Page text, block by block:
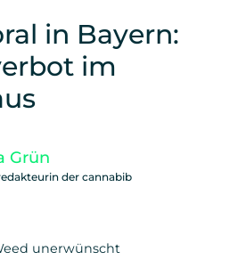
in Bayern:
im
unerwünscht
Grün
der cannabib